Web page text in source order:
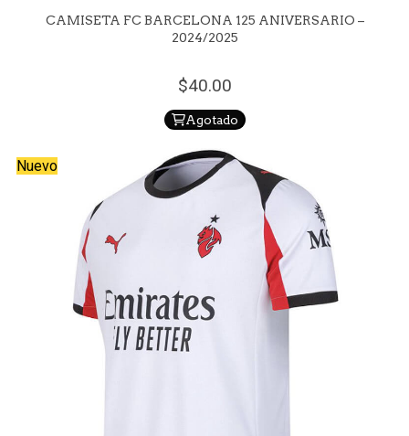
CAMISETA FC BARCELONA 125 ANIVERSARIO –
2024/2025
40.00
Agotado
Nuevo